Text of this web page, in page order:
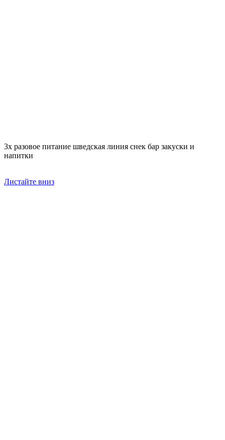
3х разовое питание шведская линия снек бар закуски и
напитки
Листайте вниз